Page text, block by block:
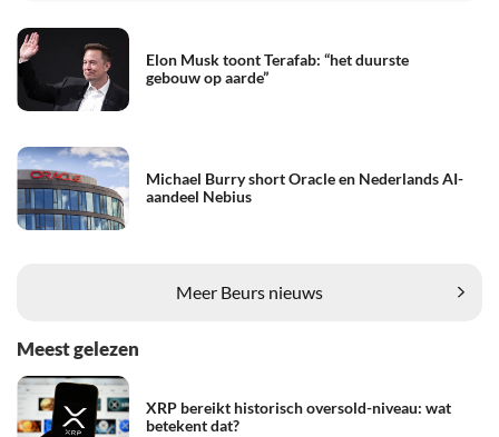
Elon Musk toont Terafab: “het duurste
gebouw op aarde”
Michael Burry short Oracle en Nederlands AI-
aandeel Nebius
Meer Beurs nieuws
Meest gelezen
XRP bereikt historisch oversold-niveau: wat
betekent dat?